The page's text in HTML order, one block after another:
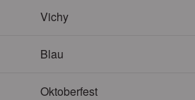
Vichy
Blau
Oktoberfest